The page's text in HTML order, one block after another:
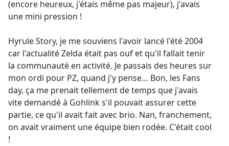
(encore heureux, j'étais même pas majeur), j'avais
une mini pression !
Hyrule Story, je me souviens l'avoir lancé l'été 2004
car l'actualité Zelda était pas ouf et qu'il fallait tenir
la communauté en activité. Je passais des heures sur
mon ordi pour PZ, quand j'y pense… Bon, les Fans
day, ça me prenait tellement de temps que j'avais
vite demandé à Gohlink s'il pouvait assurer cette
partie, ce qu'il avait fait avec brio. Nan, franchement,
on avait vraiment une équipe bien rodée. C'était cool
!